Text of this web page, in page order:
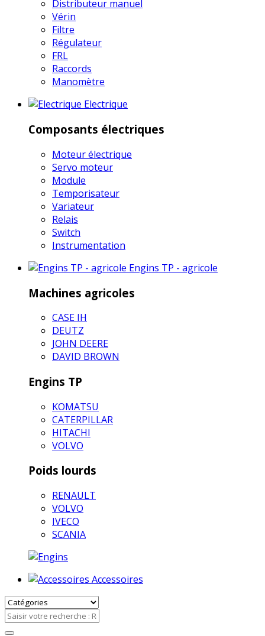
Distributeur manuel
Vérin
Filtre
Régulateur
FRL
Raccords
Manomètre
Electrique
Composants électriques
Moteur électrique
Servo moteur
Module
Temporisateur
Variateur
Relais
Switch
Instrumentation
Engins TP - agricole
Machines agricoles
CASE IH
DEUTZ
JOHN DEERE
DAVID BROWN
Engins TP
KOMATSU
CATERPILLAR
HITACHI
VOLVO
Poids lourds
RENAULT
VOLVO
IVECO
SCANIA
Accessoires